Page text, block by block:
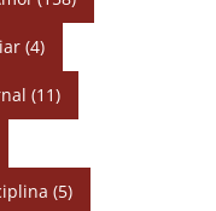
(4)
(11)
(5)